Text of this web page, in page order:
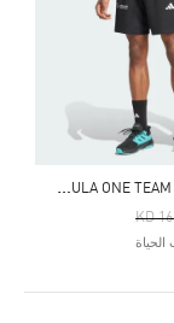
ش
ورت MERCEDES - AMG PETRONAS FORMULA ONE TEAM DNA
Price Reduced
KD
To
الحياة
Price Reduced From
To